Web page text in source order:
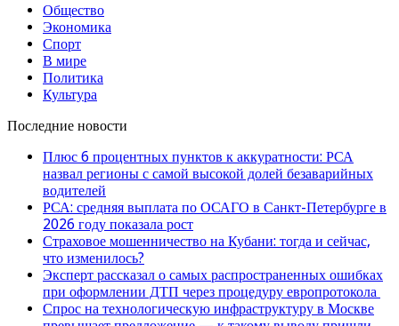
Общество
Экономика
Спорт
В мире
Политика
Культура
Последние новости
Плюс 6 процентных пунктов к аккуратности: РСА
назвал регионы с самой высокой долей безаварийных
водителей
РСА: средняя выплата по ОСАГО в Санкт-Петербурге в
2026 году показала рост
Страховое мошенничество на Кубани: тогда и сейчас,
что изменилось?
Эксперт рассказал о самых распространенных ошибках
при оформлении ДТП через процедуру европротокола
Спрос на технологическую инфраструктуру в Москве